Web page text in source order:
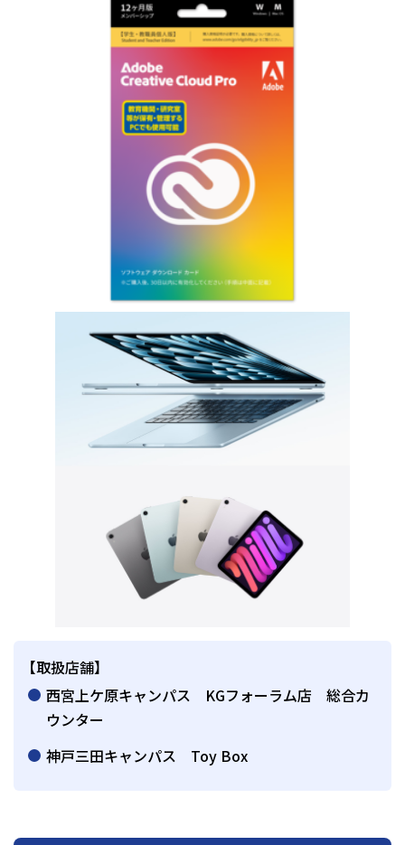
【取扱店舗】
西宮上ケ原キャンパス KGフォーラム店 総合カ
ウンター
神戸三田キャンパス Toy Box